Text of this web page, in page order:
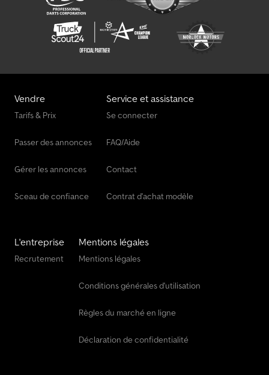
Vendre
Tarifs & Prix
Passer des annonces
Gérer les annonces
Sceau de confiance
Service et assistance
Se connecter
FAQ/Aide
Contact
Contrat d'achat modèle
L'entreprise
Recrutement
Mentions légales
Mentions légales
Conditions générales d'utilisation
Règles du marché en ligne
Déclaration de confidentialité